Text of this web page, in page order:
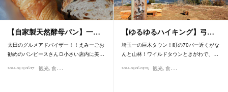
【自家製天然酵母パン】一…
太田のグルメアドバイザー！！えみーごお
勧めのパンピースさん🍞小さい店内に美…
2022.03.13 06:17 観光 食べ歩き
【ゆるゆるハイキング】弓…
埼玉一の巨木タウン！町の70パー近くがな
んと山林！ワイルドタウンときがわで、…
2022.03.06 03:25 観光 食べ歩き